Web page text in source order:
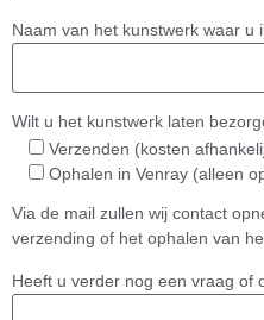
Naam van het kunstwerk waar u
Wilt u het kunstwerk laten
Verzenden (kosten
Ophalen in Venray (alleen
Via de mail zullen wij contact
verzending of het ophalen van
Heeft u verder nog een vraag of